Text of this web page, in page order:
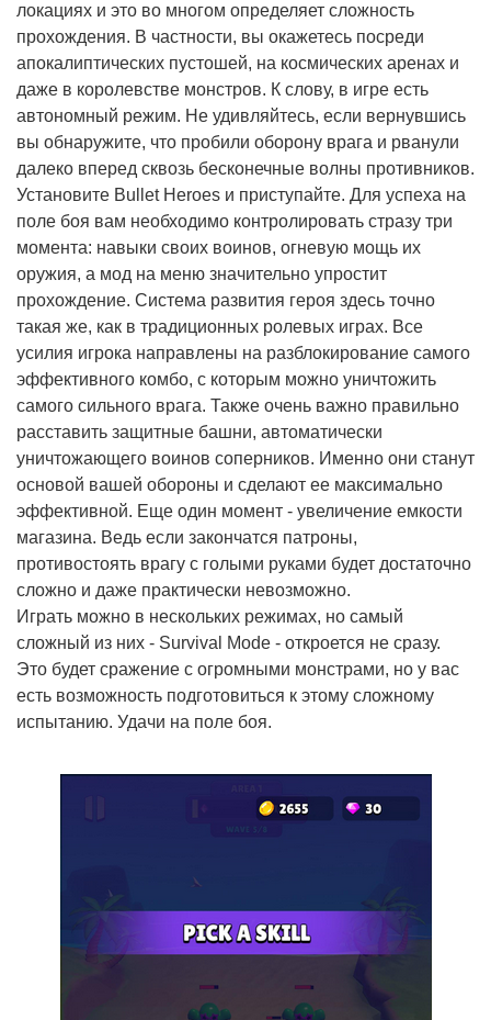
локациях и это во многом определяет сложность
прохождения. В частности, вы окажетесь посреди
апокалиптических пустошей, на космических аренах и
даже в королевстве монстров. К слову, в игре есть
автономный режим. Не удивляйтесь, если вернувшись
вы обнаружите, что пробили оборону врага и рванули
далеко вперед сквозь бесконечные волны противников.
Установите Bullet Heroes и приступайте. Для успеха на
поле боя вам необходимо контролировать стразу три
момента: навыки своих воинов, огневую мощь их
оружия, а мод на меню значительно упростит
прохождение. Система развития героя здесь точно
такая же, как в традиционных ролевых играх. Все
усилия игрока направлены на разблокирование самого
эффективного комбо, с которым можно уничтожить
самого сильного врага. Также очень важно правильно
расставить защитные башни, автоматически
уничтожающего воинов соперников. Именно они станут
основой вашей обороны и сделают ее максимально
эффективной. Еще один момент - увеличение емкости
магазина. Ведь если закончатся патроны,
противостоять врагу с голыми руками будет достаточно
сложно и даже практически невозможно.
Играть можно в нескольких режимах, но самый
сложный из них - Survival Mode - откроется не сразу.
Это будет сражение с огромными монстрами, но у вас
есть возможность подготовиться к этому сложному
испытанию. Удачи на поле боя.